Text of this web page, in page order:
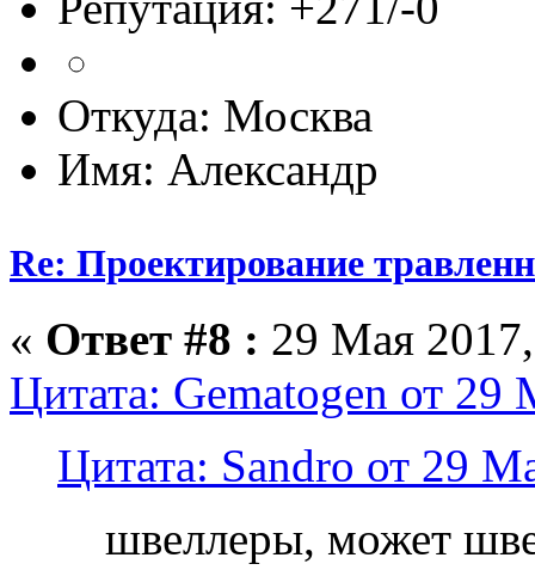
Откуда: Москва
Имя: Александр
Re: Проектирование
« Ответ #8 : 29 Мая
Цитата: Gematogen от
Цитата: Sandro от 29
швеллеры, может